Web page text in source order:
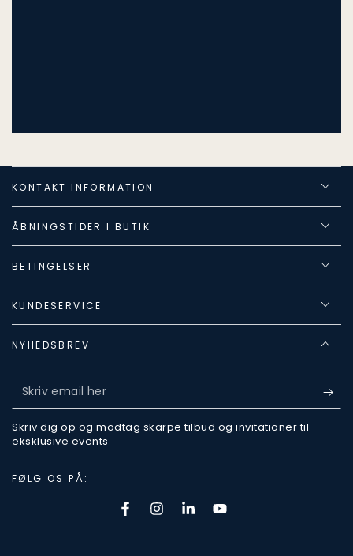
KONTAKT INFORMATION
ÅBNINGSTIDER I BUTIK
BETINGELSER
KUNDESERVICE
NYHEDSBREV
Skriv
email
her
Skriv dig op og modtag skarpe tilbud og invitationer til
eksklusive events
FØLG OS PÅ:
FacebookInstagram
LinkedInYoutube